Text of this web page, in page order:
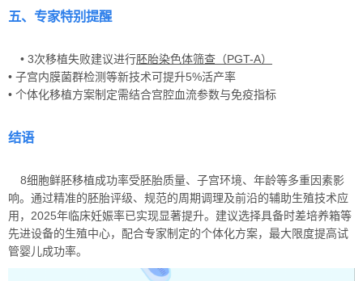
五、专家特别提醒
• 3次移植失败建议进行胚胎染色体筛查（PGT-A）
• 子宫内膜菌群检测等新技术可提升5%活产率
• 个体化移植方案制定需结合宫腔血流参数与免疫指标
结语
8细胞鲜胚移植成功率受胚胎质量、子宫环境、年龄等多重因素影
响。通过精准的胚胎评级、规范的周期调理及前沿的辅助生殖技术应
用，2025年临床妊娠率已实现显著提升。建议选择具备时差培养箱等
先进设备的生殖中心，配合专家制定的个体化方案，最大限度提高试
管婴儿成功率。